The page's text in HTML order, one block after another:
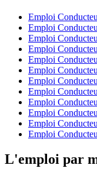
Emploi
Emploi
Emploi
Emploi
Emploi
Emploi
Emploi
Emploi
Emploi
Emploi
Emploi
Emploi
L'emploi par